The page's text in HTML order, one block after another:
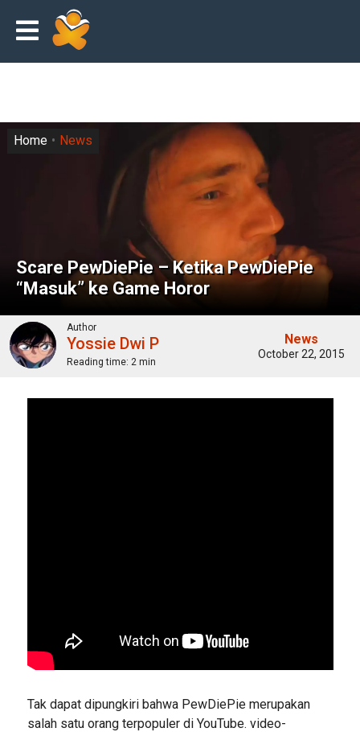
Scare PewDiePie – Ketika PewDiePie
“Masuk” ke Game Horor
Home News
Author
Yossie Dwi P
Reading time: 2 min
News
October 22, 2015
Tak dapat dipungkiri bahwa PewDiePie merupakan
salah satu orang terpopuler di YouTube. video-